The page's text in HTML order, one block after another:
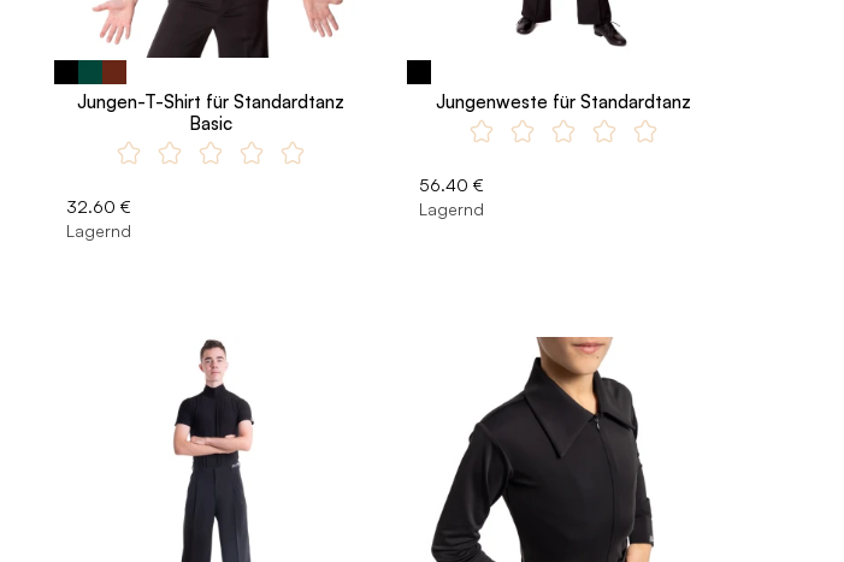
Jungen-T-Shirt für Standardtanz
Basic
32.60 €
Lagernd
Jungenweste für Standardtanz
56.40 €
Lagernd